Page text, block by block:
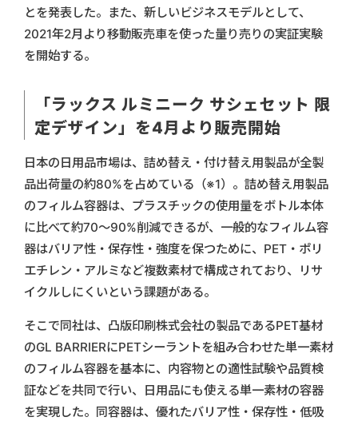
とを発表した。また、新しいビジネスモデルとして、
2021年2月より移動販売車を使った量り売りの実証実験
を開始する。
「ラックス ルミニーク サシェセット 限
定デザイン」を4月より販売開始
日本の日用品市場は、詰め替え・付け替え用製品が全製
品出荷量の約80%を占めている（※1）。詰め替え用製品
のフィルム容器は、プラスチックの使用量をボトル本体
に比べて約70～90%削減できるが、一般的なフィルム容
器はバリア性・保存性・強度を保つために、PET・ポリ
エチレン・アルミなど複数素材で構成されており、リサ
イクルしにくいという課題がある。
そこで同社は、凸版印刷株式会社の製品であるPET基材
のGL BARRIERにPETシーラントを組み合わせた単一素材
のフィルム容器を基本に、内容物との適性試験や品質検
証などを共同で行い、日用品にも使える単一素材の容器
を実現した。同容器は、優れたバリア性・保存性・低吸